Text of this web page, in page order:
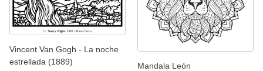
Vincent Van Gogh - La noche
estrellada (1889)
Mandala León